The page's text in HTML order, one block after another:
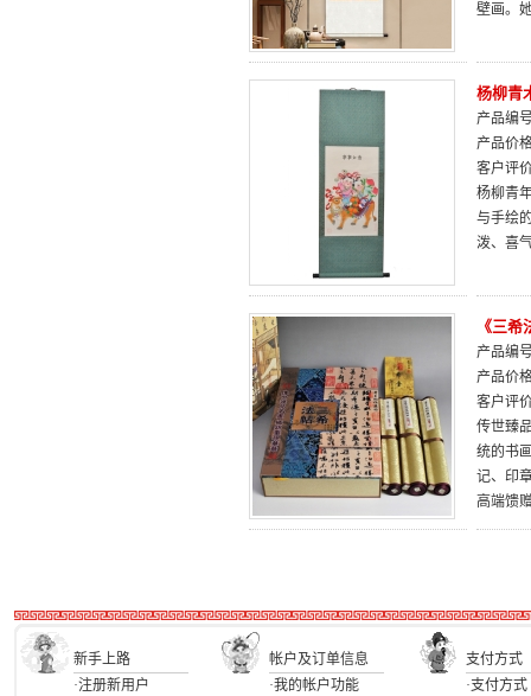
壁画。
杨柳青
产品编
产品价
客户评
杨柳青
与手绘
泼、喜
《三
产品编
产品价
客户评
传世臻
统的书
记、印
高端馈
新手上路 帐户及订单信息
支付方式
·注册新用户
·我的帐户功能
·支付方式